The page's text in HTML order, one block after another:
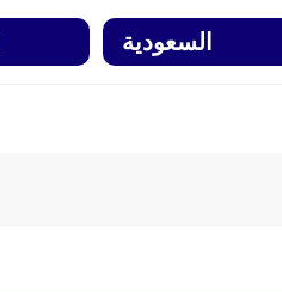
السعودية